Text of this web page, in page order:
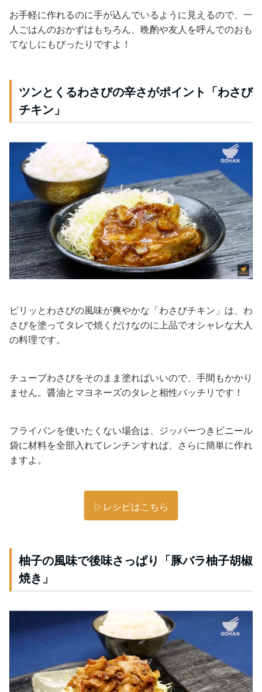
お手軽に作れるのに手が込んでいるように見えるので、一
人ごはんのおかずはもちろん、晩酌や友人を呼んでのおも
てなしにもぴったりですよ！
ツンとくるわさびの辛さがポイント「わさび
チキン」
ピリッとわさびの風味が爽やかな「わさびチキン」は、わ
さびを塗ってタレで焼くだけなのに上品でオシャレな大人
の料理です。
チューブわさびをそのまま塗ればいいので、手間もかかり
ません。醤油とマヨネーズのタレと相性バッチリです！
フライパンを使いたくない場合は、ジッパーつきビニール
袋に材料を全部入れてレンチンすれば、さらに簡単に作れ
ますよ。
▷レシピはこちら
柚子の風味で後味さっぱり「豚バラ柚子胡椒
焼き」